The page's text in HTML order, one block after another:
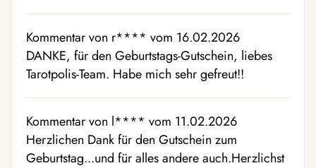
Kommentar von r**** vom 16.02.2026
DANKE, für den Geburtstags-Gutschein, liebes
Tarotpolis-Team. Habe mich sehr gefreut!!
Kommentar von l**** vom 11.02.2026
Herzlichen Dank für den Gutschein zum
Geburtstag...und für alles andere auch.Herzlichst